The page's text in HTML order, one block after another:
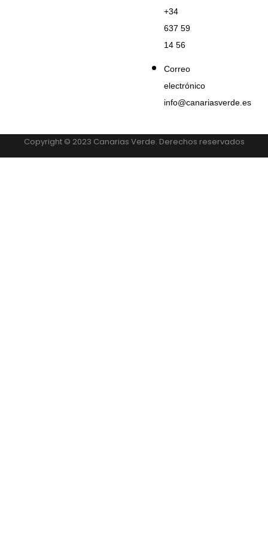
+34
637 59
14 56
Correo
electrónico
info@canariasverde.es
Copyright © 2023 Canarias Verde. Derechos reservados